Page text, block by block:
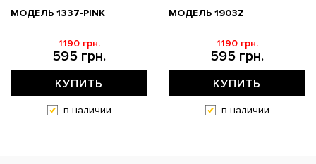
МОДЕЛЬ 1337-PINK
595 грн.
1190 грн.
КУПИТЬ
в наличии
МОДЕЛЬ 1903Z
595 грн.
1190 грн.
КУПИТЬ
в наличии